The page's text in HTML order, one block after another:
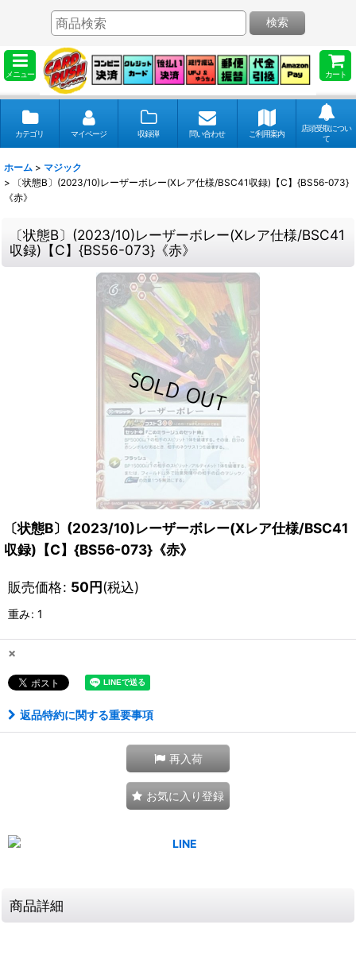
メニュー カート
検索
カテゴリ マイページ 収録弾 問い合わせ ご利用案内
店頭受取につい
て
ホーム > マジック
>
〔状態B〕(2023/10)レーザーボレー(Xレア仕様/BSC41収録)【C】{BS56-073}
《赤》
〔状態B〕(2023/10)レーザーボレー(Xレア仕様/BSC41
収録)【C】{BS56-073}《赤》
〔状態B〕(2023/10)レーザーボレー(Xレア仕様/BSC41
収録)【C】{BS56-073}《赤》
販売価格: 50円(税込)
重み: 1
×
返品特約に関する重要事項
再入荷
お気に入り登録
商品詳細